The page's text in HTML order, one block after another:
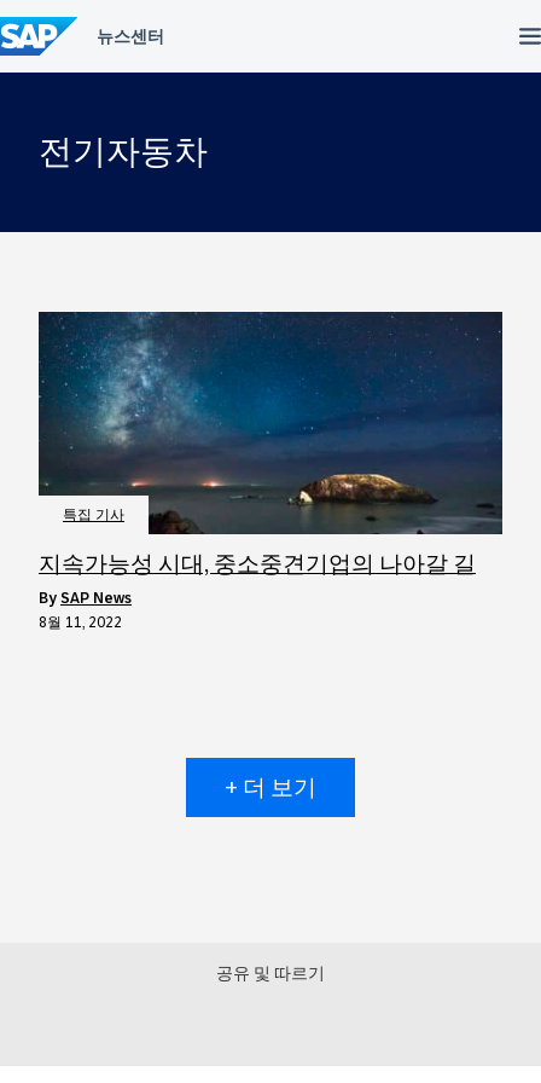
텐
츠
건
전기자동차
특집 기사
지속가능성 시대, 중소중견기업의 나아갈 길
by SAP News
8월 11, 2022
+ 더 보기
공유 및 따르기